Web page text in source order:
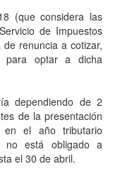
(que considera las
de Impuestos
renuncia a cotizar,
para optar a dicha
dependiendo de 2
de la presentación
en el año tributario
no está obligado a
el 30 de abril.